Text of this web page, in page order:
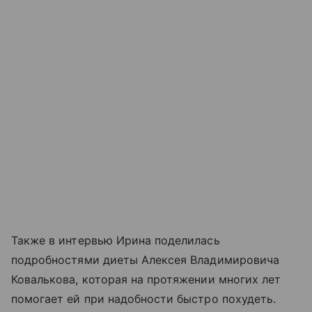
Также в интервью Ирина поделилась
подробностями диеты Алексея Владимировича
Ковалькова, которая на протяжении многих лет
помогает ей при надобности быстро похудеть.